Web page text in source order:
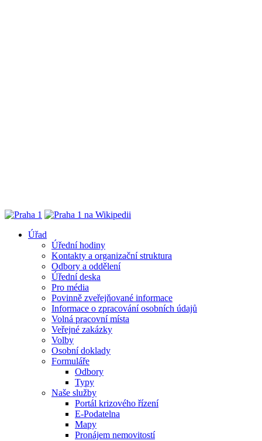
Úřad
Úřední hodiny
Kontakty a organizační struktura
Odbory a oddělení
Úřední deska
Pro média
Povinně zveřejňované informace
Informace o zpracování osobních údajů
Volná pracovní místa
Veřejné zakázky
Volby
Osobní doklady
Formuláře
Odbory
Typy
Naše služby
Portál krizového řízení
E-Podatelna
Mapy
Pronájem nemovitostí